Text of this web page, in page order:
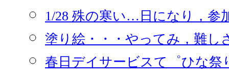
1/28 殊の寒い…日になり，参
塗り絵・・・やってみ，難し
春日デイサービスて゜ひな祭